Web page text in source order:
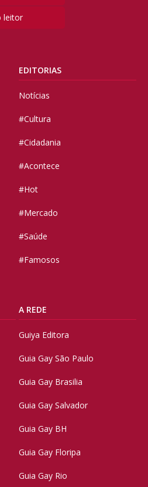
leitor
EDITORIAS
Notícias
#Cultura
#Cidadania
#Acontece
#Hot
#Mercado
#Saúde
#Famosos
A REDE
Guiya Editora
Guia Gay São Paulo
Guia Gay Brasilia
Guia Gay Salvador
Guia Gay BH
Guia Gay Floripa
Guia Gay Rio